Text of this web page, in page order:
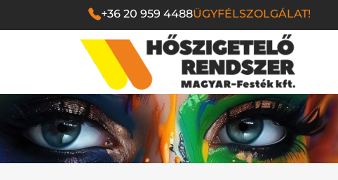
+36 20 959 4488ÜGYFÉLSZOLGÁLAT!
Magyar Festék